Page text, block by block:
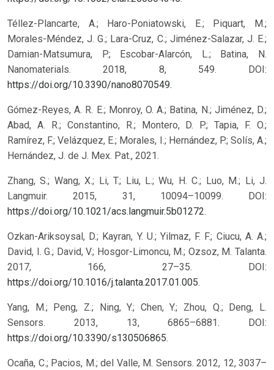
Téllez-Plancarte, A.; Haro-Poniatowski, E.; Piquart, M.;
Morales-Méndez, J. G.; Lara-Cruz, C.; Jiménez-Salazar, J. E.;
Damian-Matsumura, P.; Escobar-Alarcón, L.; Batina, N.
Nanomaterials. 2018, 8, 549. DOI:
https://doi.org/10.3390/nano8070549.
Gómez-Reyes, A. R. E.; Monroy, O. A.; Batina, N.; Jiménez, D.;
Abad, A. R.; Constantino, R.; Montero, D. P.; Tapia, F. O.;
Ramírez, F.; Velázquez, E.; Morales, I.; Hernández, P.; Solís, A.;
Hernández, J. de J. Mex. Pat., 2021.
Zhang, S.; Wang, X.; Li, T.; Liu, L.; Wu, H. C.; Luo, M.; Li, J.
Langmuir. 2015, 31, 10094–10099. DOI:
https://doi.org/10.1021/acs.langmuir.5b01272.
Ozkan-Ariksoysal, D.; Kayran, Y. U.; Yilmaz, F. F.; Ciucu, A. A.;
David, I. G.; David, V.; Hosgor-Limoncu, M.; Ozsoz, M. Talanta.
2017, 166, 27–35. DOI:
https://doi.org/10.1016/j.talanta.2017.01.005.
Yang, M.; Peng, Z.; Ning, Y.; Chen, Y.; Zhou, Q.; Deng, L.
Sensors. 2013, 13, 6865–6881. DOI:
https://doi.org/10.3390/s130506865.
Ocaña, C.; Pacios, M.; del Valle, M. Sensors. 2012, 12, 3037–